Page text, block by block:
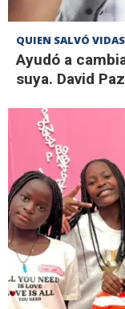
QUIEN SALVÓ
Ayudó a
suya. David